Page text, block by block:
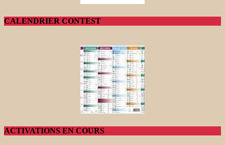
CALENDRIER CONTEST
ACTIVATIONS EN COURS